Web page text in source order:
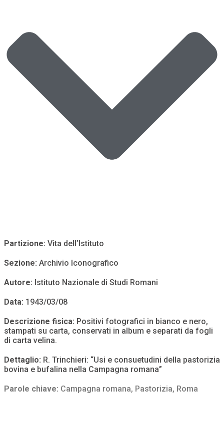
Partizione: Vita dell’Istituto
Sezione: Archivio Iconografico
Autore: Istituto Nazionale di Studi Romani
Data: 1943/03/08
Descrizione fisica: Positivi fotografici in bianco e nero,
stampati su carta, conservati in album e separati da fogli
di carta velina.
Dettaglio: R. Trinchieri: “Usi e consuetudini della pastorizia
bovina e bufalina nella Campagna romana”
Parole chiave: Campagna romana, Pastorizia, Roma